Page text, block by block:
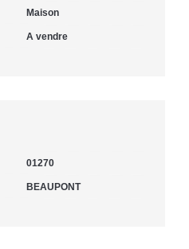
Maison
A vendre
01270
BEAUPONT